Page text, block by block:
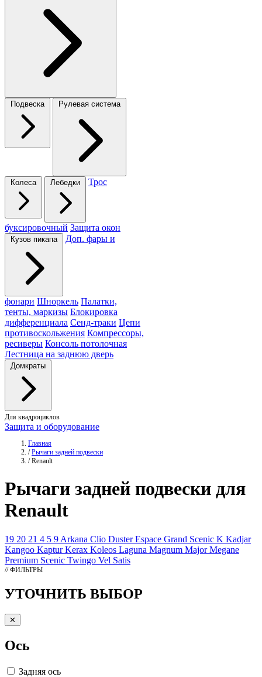
Подвеска Рулевая система
Колеса Лебедки Трос
буксировочный Защита окон
Кузов пикапа Доп. фары и
фонари Шноркель Палатки,
тенты, маркизы Блокировка
дифференциала Сенд-траки Цепи
противоскольжения Компрессоры,
ресиверы Консоль потолочная
Лестница на заднюю дверь
Домкраты
Для квадроциклов
Защита и оборудование
Главная
/ Рычаги задней подвески
/ Renault
Рычаги задней подвески для
Renault
19 20 21 4 5 9 Arkana Clio DusterEspace Grand Scenic K Kadjar
Kangoo KapturKerax Koleos Laguna Magnum MajorMegane
Premium Scenic Twingo Vel Satis
// ФИЛЬТРЫ
УТОЧНИТЬ ВЫБОР
✕
Ось
Задняя ось